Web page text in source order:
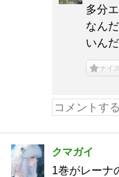
多分
なん
いん
ナイス
クマガイ
1巻がレーナ